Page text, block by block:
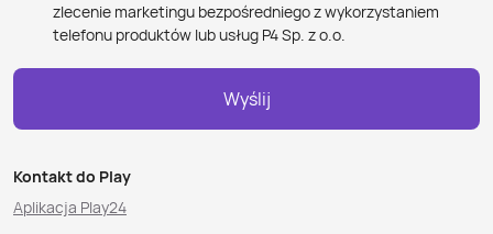
zlecenie marketingu bezpośredniego z wykorzystaniem
telefonu produktów lub usług P4 Sp. z o.o.
Wyślij
Kontakt do Play
Aplikacja Play24